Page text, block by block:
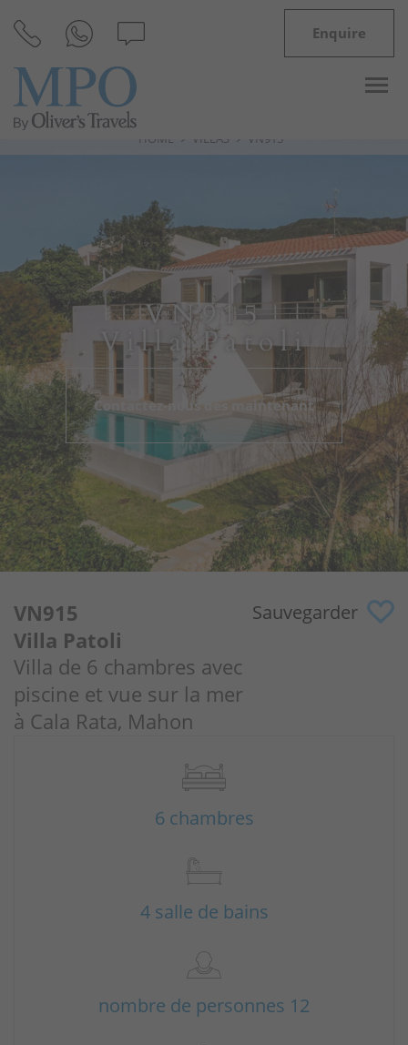
Enquire
Inspiration
Villas
Minorque
Offres
Pourquoi nous?
Propriétaires
Portail
VN915
Villa Patoli
Contactez-nous dès maintenant
HOME VILLAS VN915
Villa de 6 chambres avec
piscine et vue sur la mer
à Cala Rata, Mahon
VN915
Villa Patoli
Sauvegarder
6 chambres
4 salle de bains
nombre de personnes 12